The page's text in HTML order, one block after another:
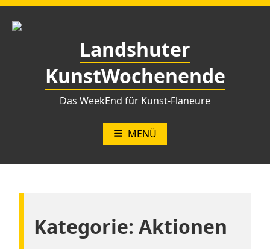
Zum
Inhalt
Landshuter
KunstWochenende
Das WeekEnd für Kunst-Flaneure
MENÜ
Kategorie: Aktionen